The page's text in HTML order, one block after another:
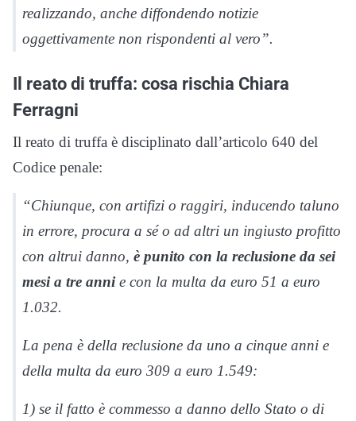
realizzando, anche diffondendo notizie
oggettivamente non rispondenti al vero”.
Il reato di truffa: cosa rischia Chiara
Ferragni
Il reato di truffa è disciplinato dall’articolo 640 del
Codice penale:
“Chiunque, con artifizi o raggiri, inducendo taluno
in errore, procura a sé o ad altri un ingiusto profitto
con altrui danno, è punito con la reclusione da sei
mesi a tre annie con la multa da euro 51 a euro
1.032.
La pena è della reclusione da uno a cinque anni e
della multa da euro 309 a euro 1.549:
1) se il fatto è commesso a danno dello Stato o di